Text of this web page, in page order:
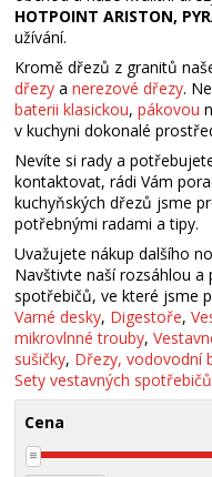
HOTPOINT ARISTON,
užívání.
Kromě dřezů z granitů
dřezy anerezové dřezy.
baterii klasickou,pákovou
v kuchyni dokonalé
Nevíte si rady a
kontaktovat, rádi Vám
kuchyňských dřezů jsme
potřebnými radami a tipy.
Uvažujete nákup dalšího
Navštivte naší rozsáhlou a
spotřebičů, ve které jsme
Varné desky, Digestoře,
mikrovlnné trouby,
sušičky, Dřezy, vodovodní
Sety vestavných spotřebičů
Cena